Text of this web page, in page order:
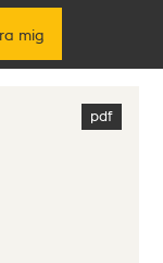
mig